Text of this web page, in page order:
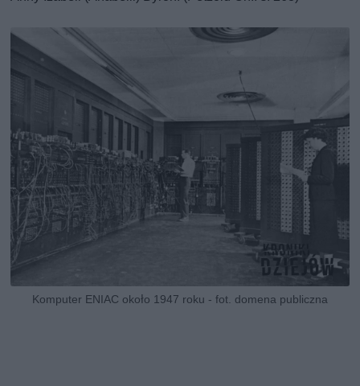
Komputer ENIAC około 1947 roku - fot. domena publiczna